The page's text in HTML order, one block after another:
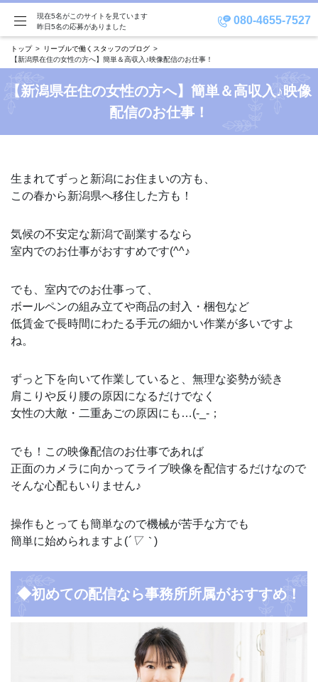
080-4655-7527
現在5名がこのサイトを見ています
昨日5名の応募がありました
トップ
リーブルで働くスタッフのブログ
【新潟県在住の女性の方へ】簡単＆高収入♪映像配信のお仕事！
【新潟県在住の女性の方へ】簡単＆高収入♪映像
配信のお仕事！
生まれてずっと新潟にお住まいの方も、
この春から新潟県へ移住した方も！
気候の不安定な新潟で副業するなら
室内でのお仕事がおすすめです(^^♪
でも、室内でのお仕事って、
ボールペンの組み立てや商品の封入・梱包など
低賃金で長時間にわたる手元の細かい作業が多いですよ
ね。
ずっと下を向いて作業していると、無理な姿勢が続き
肩こりや反り腰の原因になるだけでなく
女性の大敵・二重あごの原因にも…(-_-；
でも！この映像配信のお仕事であれば
正面のカメラに向かってライブ映像を配信するだけなので
そんな心配もいりません♪
操作もとっても簡単なので機械が苦手な方でも
簡単に始められますよ(´▽｀ )
◆初めての配信なら事務所所属がおすすめ！